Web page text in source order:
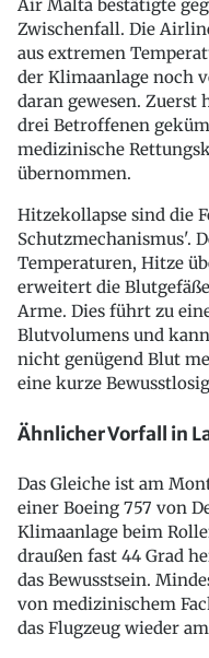
Air Malta bestätigte
Zwischenfall. Die
aus extremen
der Klimaanlage noch
daran gewesen. Zuerst
drei Betroffenen
medizinische
übernommen.
Hitzekollapse sind die
Schutzmechanismus'.
Temperaturen, Hitze
erweitert die
Arme. Dies führt zu
Blutvolumens und
nicht genügend Blut
eine kurze
Ähnlicher Vorfall in
Das Gleiche ist am
einer Boeing 757 von
Klimaanlage beim
draußen fast 44 Grad
das Bewusstsein.
von medizinischem
das Flugzeug wieder